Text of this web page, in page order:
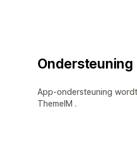
Ondersteuning
App-ondersteuning
ThemeIM .